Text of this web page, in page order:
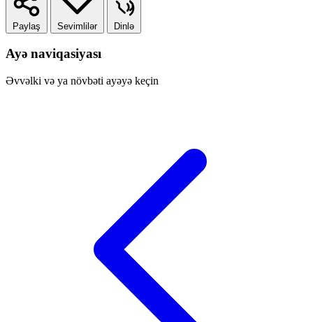
Paylaş Sevimlilər Dinlə
Ayə naviqasiyası
Əvvəlki və ya növbəti ayəyə keçin